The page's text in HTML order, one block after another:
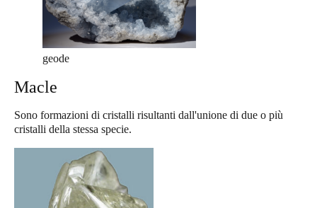
geode
Macle
Sono formazioni di cristalli risultanti dall'unione di due o più
cristalli della stessa specie.